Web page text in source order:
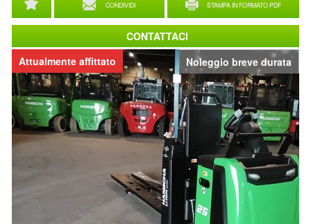
Noleggio breve durata
Attualmente affittato
CONDIVIDI STAMPA IN FORMATO PDF
CONTATTACI